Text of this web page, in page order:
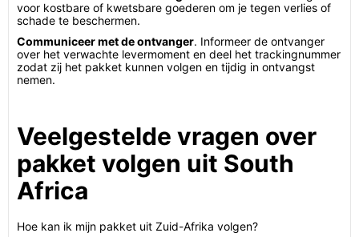
voor kostbare of kwetsbare goederen om je tegen verlies of
schade te beschermen.
Communiceer met de ontvanger. Informeer de ontvanger
over het verwachte levermoment en deel het trackingnummer
zodat zij het pakket kunnen volgen en tijdig in ontvangst
nemen.
Veelgestelde vragen over
pakket volgen uit South
Africa
Hoe kan ik mijn pakket uit Zuid-Afrika volgen?